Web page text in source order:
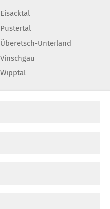
Eisacktal
Pustertal
Überetsch-Unterland
Vinschgau
Wipptal